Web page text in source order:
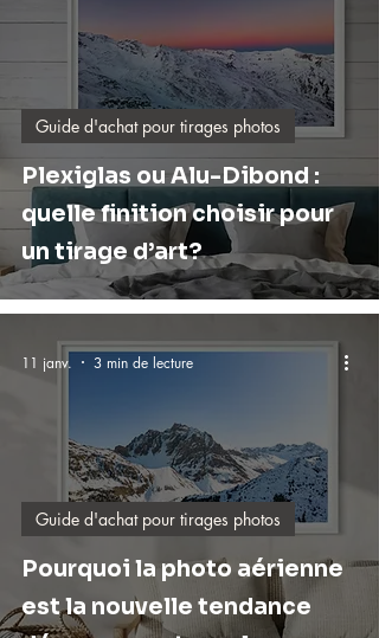
Plexiglas ou Alu-Dibond :
quelle finition choisir pour
un tirage d’art?
Guide d'achat pour tirages photos
Pourquoi la photo aérienne
est la nouvelle tendance
Guide d'achat pour tirages photos
11 janv. 3 min de lecture